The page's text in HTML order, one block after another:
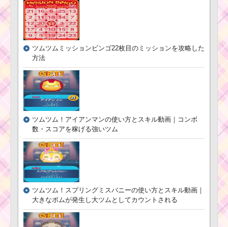
ツムツムミッションビンゴ22枚目のミッションを攻略した
方法
ツムツム！アイアンマンの使い方とスキル動画｜コンボ
数・スコアを稼げる強いツム
ツムツム！スプリングミスバニーの使い方とスキル動画｜
大きなボムが発生し大ツムとしてカウントされる